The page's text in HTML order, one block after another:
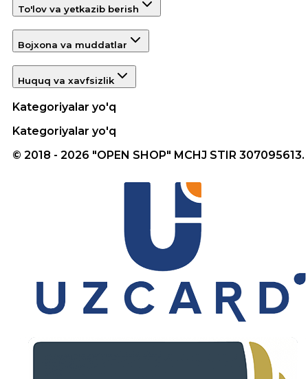
To'lov va yetkazib berish
Bojxona va muddatlar
Huquq va xavfsizlik
Kategoriyalar yo'q
Kategoriyalar yo'q
© 2018 - 2026 "OPEN SHOP" MCHJ STIR 307095613.